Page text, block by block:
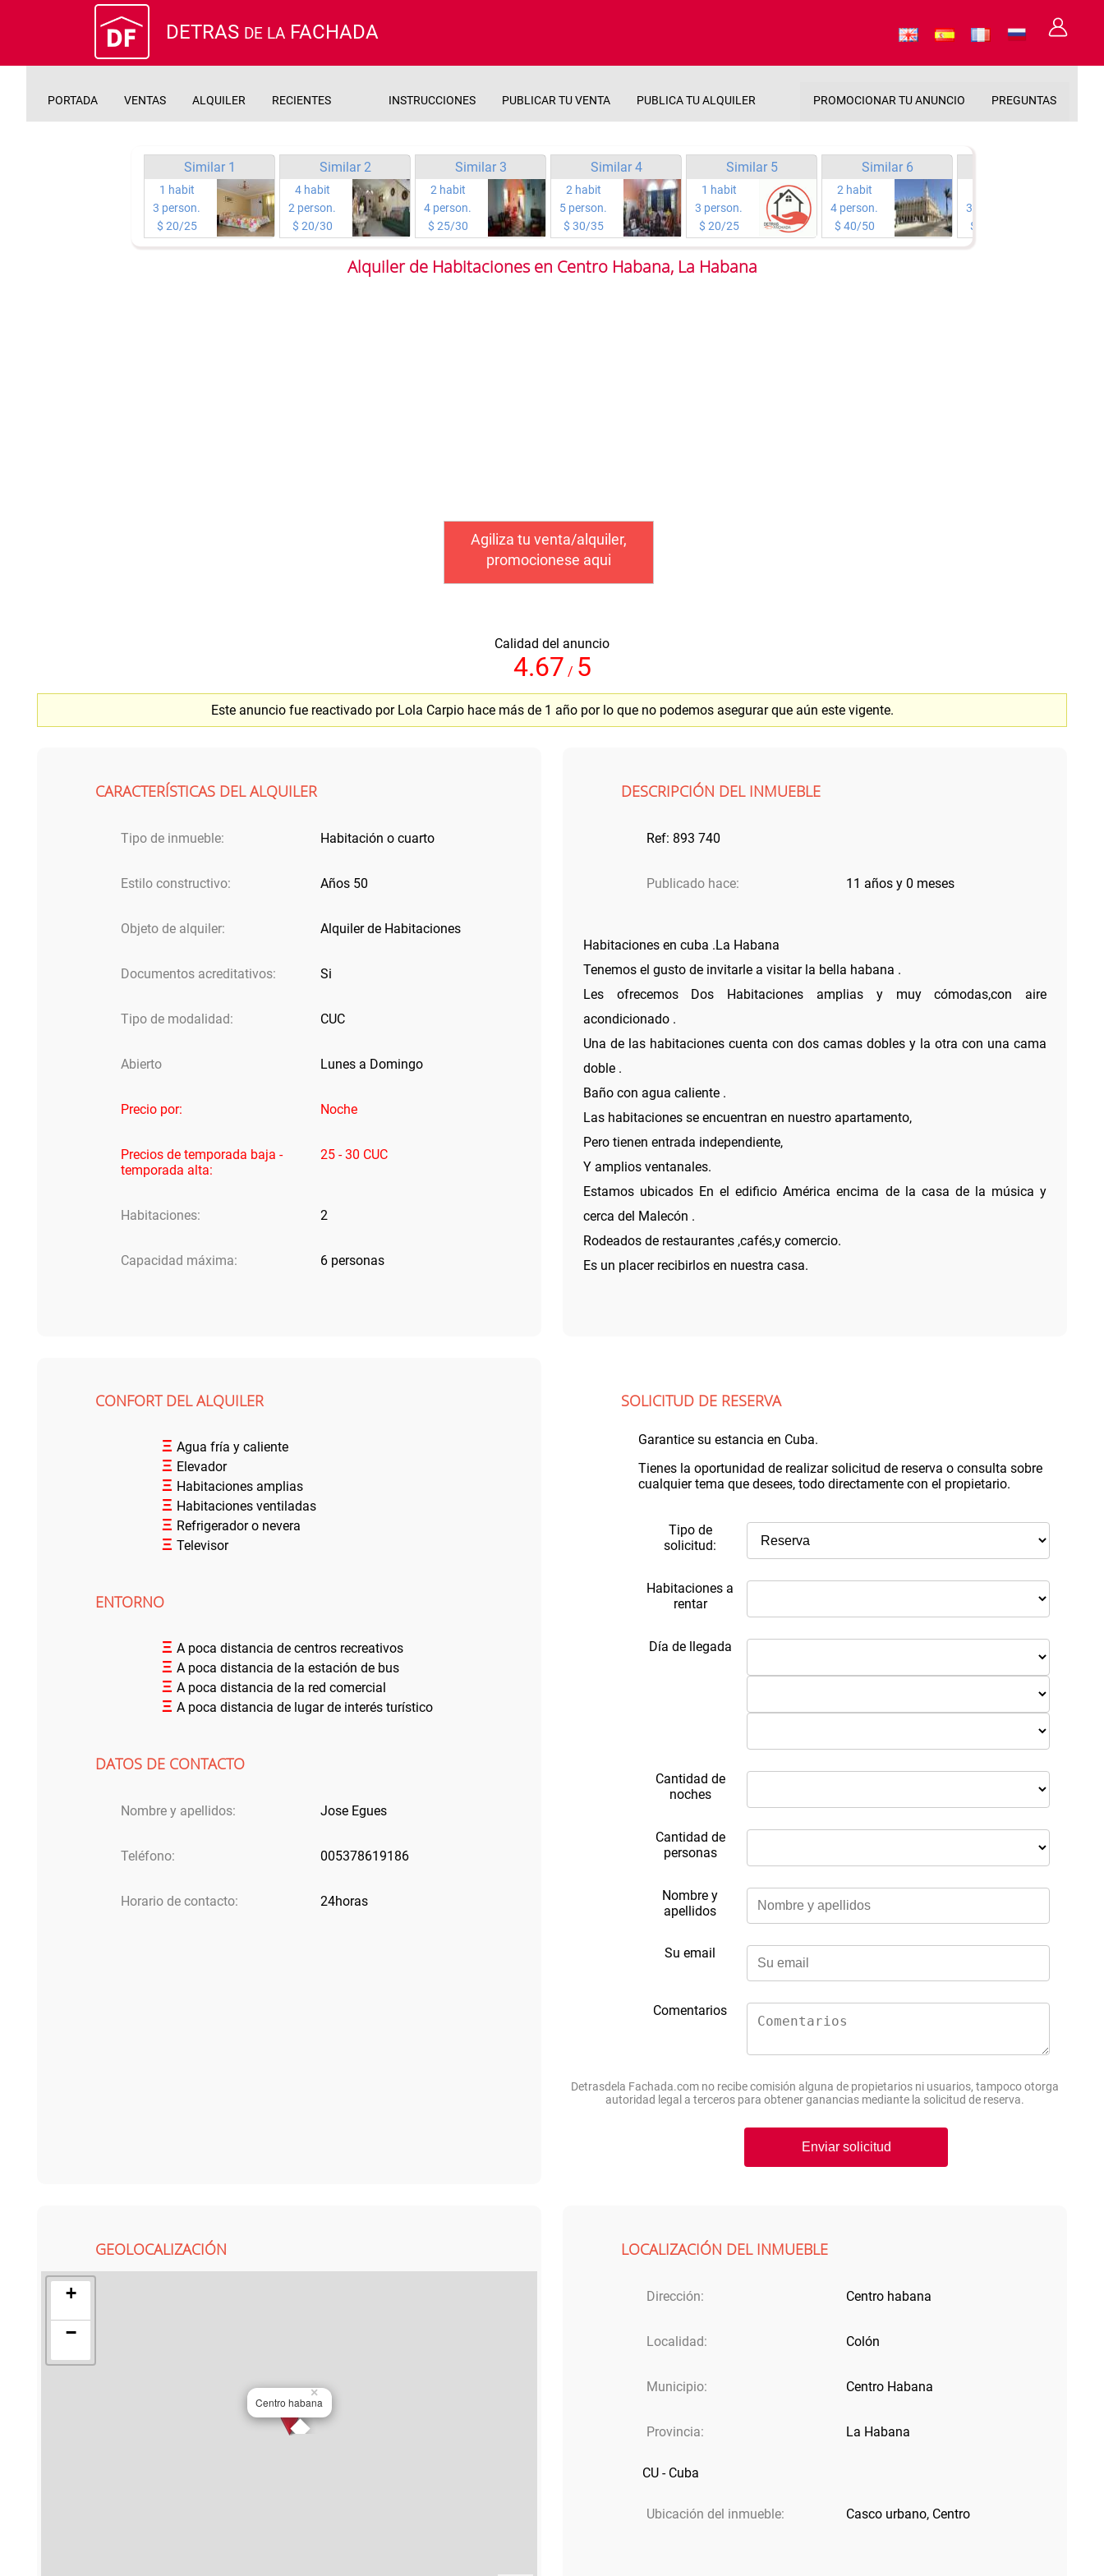
DETRAS DE LA FACHADA
PORTADA VENTAS ALQUILER RECIENTES INSTRUCCIONES PUBLICAR TU VENTA PUBLICA TU ALQUILER PROMOCIONAR TU ANUNCIO PREGUNTAS
Similar 1
1 habit
3 person.
$ 20/25
Similar 2
4 habit
2 person.
$ 20/30
Similar 3
2 habit
4 person.
$ 25/30
Similar 4
2 habit
5 person.
$ 30/35
Similar 5
1 habit
3 person.
$ 20/25
Similar 6
2 habit
4 person.
$ 40/50
3 person.
$ 30/30
Alquiler de Habitaciones en Centro Habana, La Habana
Agiliza tu venta/alquiler,
promocionese aqui
Calidad del anuncio
4.67 / 5
Este anuncio fue reactivado por Lola Carpio hace más de 1 año por lo que no podemos asegurar que aún este vigente.
CARACTERÍSTICAS DEL ALQUILER
Tipo de inmueble: Habitación o cuarto
Estilo constructivo: Años 50
Objeto de alquiler: Alquiler de Habitaciones
Documentos acreditativos: Si
Tipo de modalidad: CUC
Abierto Lunes a Domingo
Precio por: Noche
Precios de temporada baja -
temporada alta:
25 - 30 CUC
Habitaciones: 2
Capacidad máxima: 6 personas
DESCRIPCIÓN DEL INMUEBLE
Ref: 893 740
Publicado hace: 11 años y 0 meses
Habitaciones en cuba .La Habana
Tenemos el gusto de invitarle a visitar la bella habana .
Les ofrecemos Dos Habitaciones amplias y muy cómodas,con aire
acondicionado .
Una de las habitaciones cuenta con dos camas dobles y la otra con una cama
doble .
Baño con agua caliente .
Las habitaciones se encuentran en nuestro apartamento,
Pero tienen entrada independiente,
Y amplios ventanales.
Estamos ubicados En el edificio América encima de la casa de la música y
cerca del Malecón .
Rodeados de restaurantes ,cafés,y comercio.
Es un placer recibirlos en nuestra casa.
CONFORT DEL ALQUILER
Ξ Agua fría y caliente
Ξ Elevador
Ξ Habitaciones amplias
Ξ Habitaciones ventiladas
Ξ Refrigerador o nevera
Ξ Televisor
ENTORNO
Ξ A poca distancia de centros recreativos
Ξ A poca distancia de la estación de bus
Ξ A poca distancia de la red comercial
Ξ A poca distancia de lugar de interés turístico
DATOS DE CONTACTO
Nombre y apellidos: Jose Egues
Teléfono: 005378619186
Horario de contacto: 24horas
SOLICITUD DE RESERVA
Garantice su estancia en Cuba.
Tienes la oportunidad de realizar solicitud de reserva o consulta sobre
cualquier tema que desees, todo directamente con el propietario.
Tipo de
solicitud:
Habitaciones a
rentar
Día de llegada
Cantidad de
noches
Cantidad de
personas
Nombre y
apellidos
Su email
Comentarios
Detrasdela Fachada.com no recibe comisión alguna de propietarios ni usuarios, tampoco otorga
autoridad legal a terceros para obtener ganancias mediante la solicitud de reserva.
Enviar solicitud
GEOLOCALIZACIÓN
Centro habana
×
+
−
LOCALIZACIÓN DEL INMUEBLE
Dirección: Centro habana
Localidad: Colón
Municipio: Centro Habana
Provincia: La Habana
CU - Cuba
Ubicación del inmueble: Casco urbano, Centro